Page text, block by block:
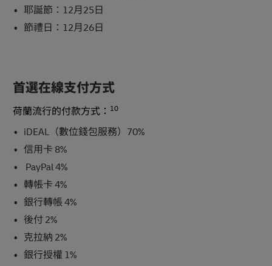
耶誕節：12月25日
節禮日：12月26日
首選在線支付方式
荷蘭流行的付款方式： 10
iDEAL（數位錢包服務）70%
信用卡 8%
PayPal 4%
轉帳卡 4%
銀行轉帳 4%
後付 2%
克拉納 2%
銀行授權 1%